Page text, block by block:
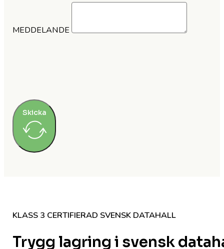
MEDDELANDE
Skicka
KLASS 3 CERTIFIERAD SVENSK DATAHALL
Trygg lagring i svensk